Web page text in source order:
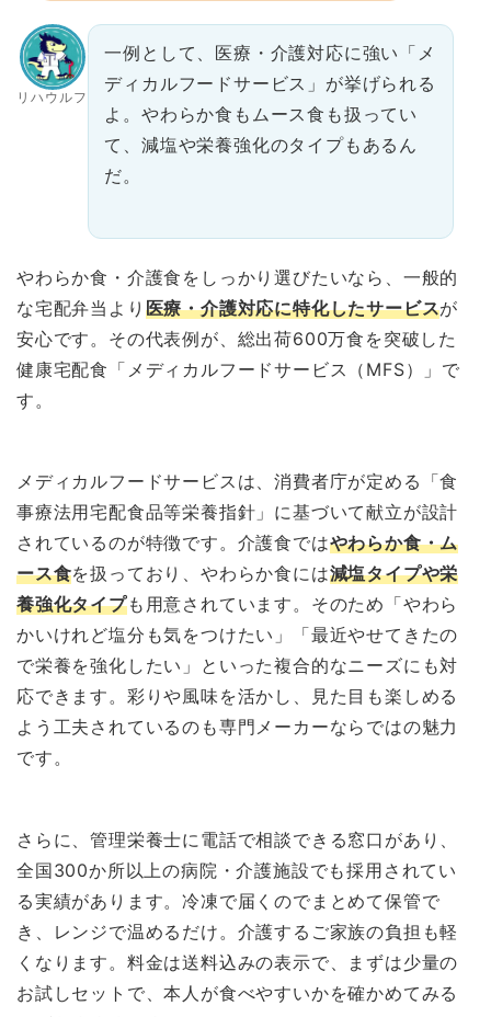
リハウルフ
一例として、医療・介護対応に強い「メ
ディカルフードサービス」が挙げられる
よ。やわらか食もムース食も扱ってい
て、減塩や栄養強化のタイプもあるん
だ。
やわらか食・介護食をしっかり選びたいなら、一般的
な宅配弁当より 医療・介護対応に特化したサービスが
安心です。その代表例が、総出荷600万食を突破した
健康宅配食「メディカルフードサービス（MFS）」で
す。
メディカルフードサービスは、消費者庁が定める「食
事療法用宅配食品等栄養指針」に基づいて献立が設計
されているのが特徴です。介護食ではやわらか食・ム
ース食を扱っており、やわらか食には減塩タイプや栄
養強化タイプも用意されています。そのため「やわら
かいけれど塩分も気をつけたい」「最近やせてきたの
で栄養を強化したい」といった複合的なニーズにも対
応できます。彩りや風味を活かし、見た目も楽しめる
よう工夫されているのも専門メーカーならではの魅力
です。
さらに、管理栄養士に電話で相談できる窓口があり、
全国300か所以上の病院・介護施設でも採用されてい
る実績があります。冷凍で届くのでまとめて保管で
き、レンジで温めるだけ。介護するご家族の負担も軽
くなります。料金は送料込みの表示で、まずは少量の
お試しセットで、本人が食べやすいかを確かめてみる